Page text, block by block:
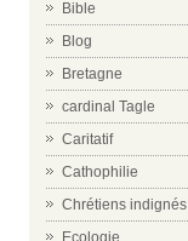
Bible
Blog
Bretagne
cardinal Tagle
Caritatif
Cathophilie
Chrétiens indignés
Ecologie